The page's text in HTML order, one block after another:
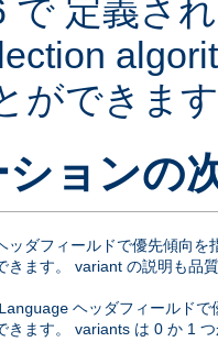
で 定義さ
ができま
ョンの
ッダフィールドで優先傾向を
きます。 variant の説明も品
ヘッダフィールドで
きます。 variants は 0 か 1